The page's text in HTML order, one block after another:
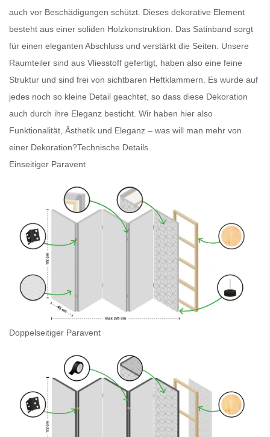
auch vor Beschädigungen schützt. Dieses dekorative Element
besteht aus einer soliden Holzkonstruktion. Das Satinband sorgt
für einen eleganten Abschluss und verstärkt die Seiten. Unsere
Raumteiler sind aus Vliesstoff gefertigt, haben also eine feine
Struktur und sind frei von sichtbaren Heftklammern. Es wurde auf
jedes noch so kleine Detail geachtet, so dass diese Dekoration
auch durch ihre Eleganz besticht. Wir haben hier also
Funktionalität, Ästhetik und Eleganz – was will man mehr von
einer Dekoration?Technische Details
Einseitiger Paravent
Doppelseitiger Paravent